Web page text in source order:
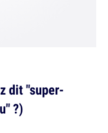
dit "super-
?)